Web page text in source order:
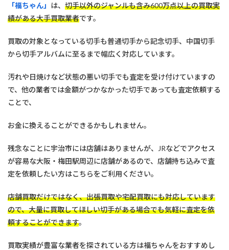
「福ちゃん」 は、 切手以外のジャンルも含み600万点以上の買取実
績がある大手買取業者です。
買取の対象となっている切手も普通切手から記念切手、中国切手
から切手アルバムに至るまで幅広く対応しています。
汚れや日焼けなど状態の悪い切手でも査定を受け付けていますの
で、他の業者では金額がつかなかった切手であっても査定依頼する
ことで、
お金に換えることができるかもしれません。
残念なことに宇治市には店舗はありませんが、JRなどでアクセス
が容易な大阪・梅田駅周辺に店舗があるので、店舗持ち込みで査
定を依頼したい方はこちらをご利用ください。
店舗買取だけではなく、出張買取や宅配買取にも対応しています
ので、大量に買取してほしい切手がある場合でも気軽に査定を依
頼することができます。
買取実績が豊富な業者を探されている方は福ちゃんをおすすめし